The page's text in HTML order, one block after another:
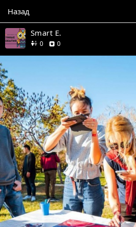
Назад
Smart E.
0друзей
0отзывов